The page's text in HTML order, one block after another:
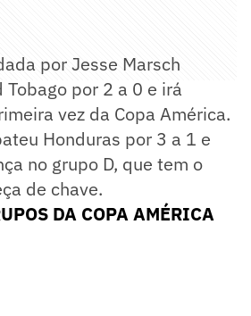
por Jesse Marsch
por 2 a 0 e irá
vez da Copa América.
Honduras por 3 a 1 e
no grupo D, que tem o
de chave.
DA COPA AMÉRICA